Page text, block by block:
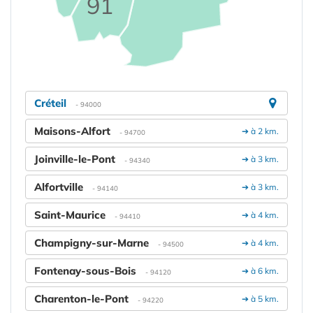
Créteil - 94000
➔ à 2 km.
Maisons-Alfort - 94700
➔ à 3 km.
Joinville-le-Pont - 94340
➔ à 3 km.
Alfortville - 94140
➔ à 4 km.
Saint-Maurice - 94410
➔ à 4 km.
Champigny-sur-Marne - 94500
➔ à 6 km.
Fontenay-sous-Bois - 94120
➔ à 5 km.
Charenton-le-Pont - 94220